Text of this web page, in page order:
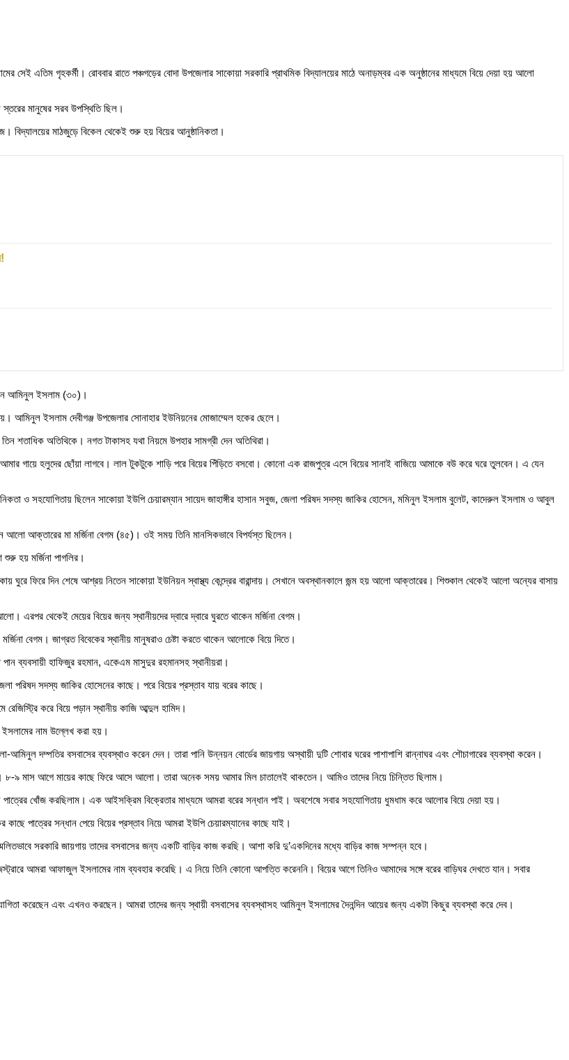
এতিম গৃহকর্মী। রোববার রাতে পঞ্চগড়ের বোদা উপজেলার সাকোয়া সরকারি প্রাথমিক বিদ্যালয়ের মাঠে অনাড়ম্বর এক অনুষ্ঠানের মাধ্যমে বিয়ে দেয়া হয় আলো
স্তরের মানুষের সরব উপস্থিতি ছিল।
বিদ্যালয়ের মাঠজুড়ে বিকেল থেকেই শুরু হয় বিয়ের আনুষ্ঠানিকতা।
আমিনুল ইসলাম (৩০)।
ইসলাম দেবীগঞ্জ উপজেলার সোনাহার ইউনিয়নের মোজাম্মেল হকের ছেলে।
শতাধিক অতিথিকে। নগত টাকাসহ যথা নিয়মে উপহার সামগ্রী দেন অতিথিরা।
হলুদের ছোঁয়া লাগবে। লাল টুকটুকে শাড়ি পরে বিয়ের পিঁড়িতে বসবো। কোনো এক রাজপুত্র এসে বিয়ের সানাই বাজিয়ে আমাকে বউ করে ঘরে তুলবেন। এ যেন
ও সহযোগিতায় ছিলেন সাকোয়া ইউপি চেয়ারম্যান সায়েদ জাহাঙ্গীর হাসান সবুজ, জেলা পরিষদ সদস্য জাকির হোসেন, মমিনুল ইসলাম বুলেট, কাদেরুল ইসলাম ও আবুল
আক্তারের মা মর্জিনা বেগম (৪৫)। ওই সময় তিনি মানসিকভাবে বিপর্যস্ত ছিলেন।
হয় মর্জিনা পাগলির।
ঘুরে ফিরে দিন শেষে আশ্রয় নিতেন সাকোয়া ইউনিয়ন স্বাস্থ্য কেন্দ্রের বারান্দায়। সেখানে অবস্থানকালে জন্ম হয় আলো আক্তারের। শিশুকাল থেকেই আলো অন্যের বাসায়
থেকেই মেয়ের বিয়ের জন্য স্থানীয়দের দ্বারে দ্বারে ঘুরতে থাকেন মর্জিনা বেগম।
বেগম। জাগ্রত বিবেকের স্থানীয় মানুষরাও চেষ্টা করতে থাকেন আলোকে বিয়ে দিতে।
ব্যবসায়ী হাফিজুর রহমান, একেএম মাসুদুর রহমানসহ স্থানীয়রা।
পরিষদ সদস্য জাকির হোসেনের কাছে। পরে বিয়ের প্রস্তাব যায় বরের কাছে।
করে বিয়ে পড়ান স্থানীয় কাজি আব্দুল হামিদ।
ইসলামের নাম উল্লেখ করা হয়।
দম্পতির বসবাসের ব্যবস্থাও করেন দেন। তারা পানি উন্নয়ন বোর্ডের জায়গায় অস্থায়ী দুটি শোবার ঘরের পাশাপাশি রান্নাঘর এবং শৌচাগারের ব্যবস্থা করেন।
৯ মাস আগে মায়ের কাছে ফিরে আসে আলো। তারা অনেক সময় আমার মিল চাতালেই থাকতেন। আমিও তাদের নিয়ে চিন্তিত ছিলাম।
খোঁজ করছিলাম। এক আইসক্রিম বিক্রেতার মাধ্যমে আমরা বরের সন্ধান পাই। অবশেষে সবার সহযোগিতায় ধুমধাম করে আলোর বিয়ে দেয়া হয়।
পাত্রের সন্ধান পেয়ে বিয়ের প্রস্তাব নিয়ে আমরা ইউপি চেয়ারম্যানের কাছে যাই।
সরকারি জায়গায় তাদের বসবাসের জন্য একটি বাড়ির কাজ করছি। আশা করি দু’একদিনের মধ্যে বাড়ির কাজ সম্পন্ন হবে।
আমরা আফাজুল ইসলামের নাম ব্যবহার করেছি। এ নিয়ে তিনি কোনো আপত্তি করেননি। বিয়ের আগে তিনিও আমাদের সঙ্গে বরের বাড়িঘর দেখতে যান। সবার
করেছেন এবং এখনও করছেন। আমরা তাদের জন্য স্থায়ী বসবাসের ব্যবস্থাসহ আমিনুল ইসলামের দৈনন্দিন আয়ের জন্য একটা কিছুর ব্যবস্থা করে দেব।